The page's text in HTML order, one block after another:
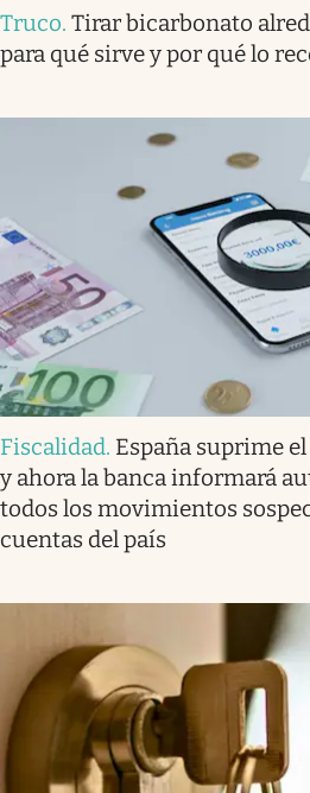
Truco. Tirar bicarbonato
para qué sirve y por qué lo
Fiscalidad. España suprime
y ahora la banca informará
todos los movimientos
cuentas del país